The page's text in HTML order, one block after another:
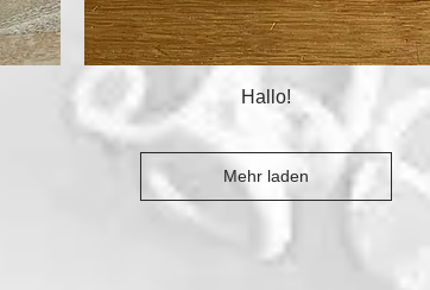
Schnellansicht
Hallo!
Mehr laden